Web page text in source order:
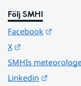
Följ SMHI
Facebook
X
SMHIs
Linkedin